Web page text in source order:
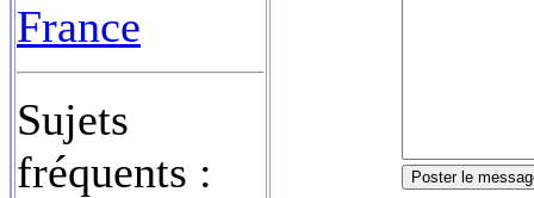
France
Sujets
fréquents :